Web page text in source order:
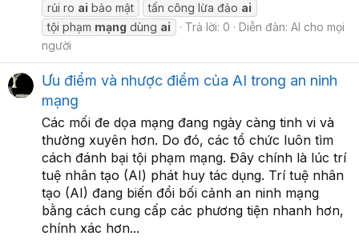
rủi ro ai bảo mật tấn công lừa đảo ai
tội phạm mạng dùng ai Trả lời: 0 Diễn đàn: AI cho mọi
người
Ưu điểm và nhược điểm của AI trong an ninh
mạng
Các mối đe dọa mạng đang ngày càng tinh vi và
thường xuyên hơn. Do đó, các tổ chức luôn tìm
cách đánh bại tội phạm mạng. Đây chính là lúc trí
tuệ nhân tạo (AI) phát huy tác dụng. Trí tuệ nhân
tạo (AI) đang biến đổi bối cảnh an ninh mạng
bằng cách cung cấp các phương tiện nhanh hơn,
chính xác hơn...